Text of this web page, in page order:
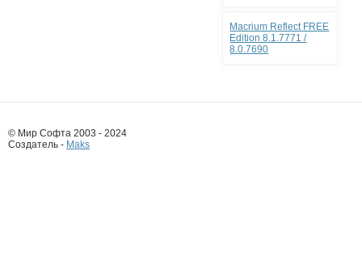
Macrium Reflect FREE
Edition 8.1.7771 /
8.0.7690
© Мир Софта 2003 - 2024
Создатель - Maks